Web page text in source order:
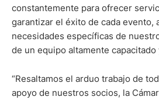
constantemente para ofrecer
garantizar el éxito de cada evento,
necesidades específicas de
de un equipo altamente
“Resaltamos el arduo trabajo de
apoyo de nuestros socios, la